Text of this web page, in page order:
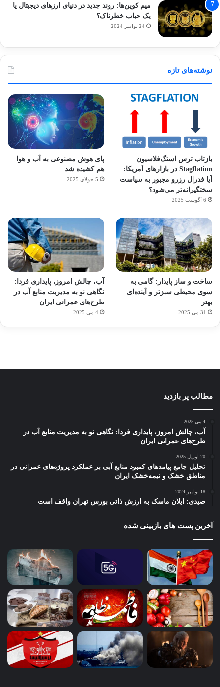
میم کوین‌ها: روند جدید در دنیای ارزهای دیجیتال یا
یک حباب خطرناک؟
24 نوامبر 2024
نوشته‌های تازه
بازتاب ترس استگ‌فلاسیون
Stagflation در بازارهای آمریکا:
آیا فدرال رزرو مجبور به سیاست
سختگیرانه‌تر می‌شود؟
6 آگوست 2025
پای هوش مصنوعی به آب و هوا
هم کشیده شد
5 جولای 2025
ساخت و ساز پایدار: گامی به
سوی محیطی سبزتر و آینده‌ای
بهتر
31 می 2025
آب، چالش امروز، پایداری فردا:
نگاهی نو به مدیریت منابع آب در
طرح‌های عمرانی ایران
4 می 2025
آماده
برای
کشف
توسط
ژاکت
در
ی سفر
مجازی
…
توسط
ورزش
با
ساعت
هوشمند
عکاسی
با طعم
توسط
ژاکت
در
هدفون
های
2023
توسط
ژاکت
مطالب پر بازدید
4 می 2025
آب، چالش امروز، پایداری فردا: نگاهی نو به مدیریت منابع آب در
طرح‌های عمرانی ایران
20 آوریل 2025
تحلیل جامع پیامدهای کمبود منابع آبی بر عملکرد پروژه‌های عمرانی در
مناطق خشک و نیمه‌خشک ایران
18 نوامبر 2024
صیدی: ایلان ماسک به ارزش ذاتی بورس تهران واقف است
آخرین پست های بازبینی شده